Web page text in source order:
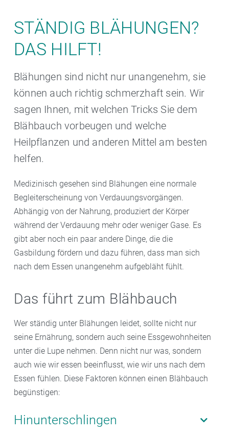
STÄNDIG BLÄHUNGEN?
DAS HILFT!
Blähungen sind nicht nur unangenehm, sie
können auch richtig schmerzhaft sein. Wir
sagen Ihnen, mit welchen Tricks Sie dem
Blähbauch vorbeugen und welche
Heilpflanzen und anderen Mittel am besten
helfen.
Medizinisch gesehen sind Blähungen eine normale
Begleiterscheinung von Verdauungsvorgängen.
Abhängig von der Nahrung, produziert der Körper
während der Verdauung mehr oder weniger Gase. Es
gibt aber noch ein paar andere Dinge, die die
Gasbildung fördern und dazu führen, dass man sich
nach dem Essen unangenehm aufgebläht fühlt.
Das führt zum Blähbauch
Wer ständig unter Blähungen leidet, sollte nicht nur
seine Ernährung, sondern auch seine Essgewohnheiten
unter die Lupe nehmen. Denn nicht nur was, sondern
auch wie wir essen beeinflusst, wie wir uns nach dem
Essen fühlen. Diese Faktoren können einen Blähbauch
begünstigen:
Hinunterschlingen